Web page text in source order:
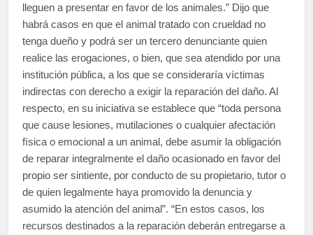
lleguen a presentar en favor de los animales.” Dijo que
habrá casos en que el animal tratado con crueldad no
tenga dueño y podrá ser un tercero denunciante quien
realice las erogaciones, o bien, que sea atendido por una
institución pública, a los que se consideraría víctimas
indirectas con derecho a exigir la reparación del daño. Al
respecto, en su iniciativa se establece que “toda persona
que cause lesiones, mutilaciones o cualquier afectación
física o emocional a un animal, debe asumir la obligación
de reparar integralmente el daño ocasionado en favor del
propio ser sintiente, por conducto de su propietario, tutor o
de quien legalmente haya promovido la denuncia y
asumido la atención del animal”. “En estos casos, los
recursos destinados a la reparación deberán entregarse a